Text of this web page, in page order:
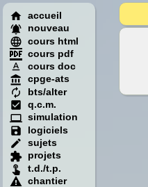
accueil
nouveau
cours html
cours pdf
cours doc
cpge-ats
bts/alter
q.c.m.
simulation
logiciels
sujets
projets
t.d./t.p.
chantier